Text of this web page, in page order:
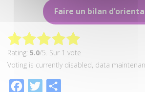
Faire un bilan
Rating: 5.0/5. Sur 1 vote
Voting is currently disabled, data
Facebook
Twitter